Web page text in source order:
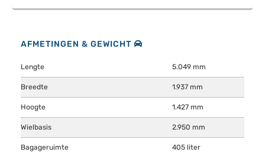
AFMETINGEN & GEWICHT
Lengte 5.049 mm
Breedte 1.937 mm
Hoogte 1.427 mm
Wielbasis 2.950 mm
Bagageruimte 405 liter